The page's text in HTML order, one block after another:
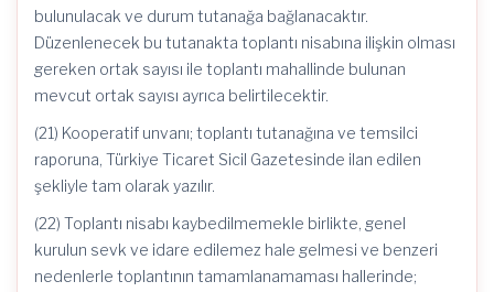
bulunulacak ve durum tutanağa bağlanacaktır.
Düzenlenecek bu tutanakta toplantı nisabına ilişkin olması
gereken ortak sayısı ile toplantı mahallinde bulunan
mevcut ortak sayısı ayrıca belirtilecektir.
(21) Kooperatif unvanı; toplantı tutanağına ve temsilci
raporuna, Türkiye Ticaret Sicil Gazetesinde ilan edilen
şekliyle tam olarak yazılır.
(22) Toplantı nisabı kaybedilmemekle birlikte, genel
kurulun sevk ve idare edilemez hale gelmesi ve benzeri
nedenlerle toplantının tamamlanamaması hallerinde;